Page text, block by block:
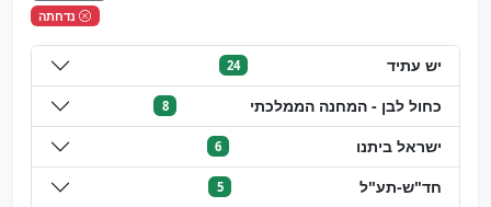
נדחתה
יש עתיד 24
כחול לבן - המחנה הממלכתי 8
ישראל ביתנו 6
חד"ש-תע"ל 5